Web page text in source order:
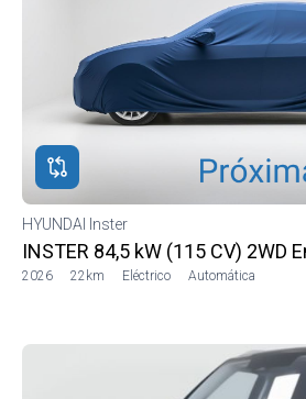
HYUNDAI Inster
INSTER 84,5 kW (115 CV) 2WD
2026 22km Eléctrico Automática